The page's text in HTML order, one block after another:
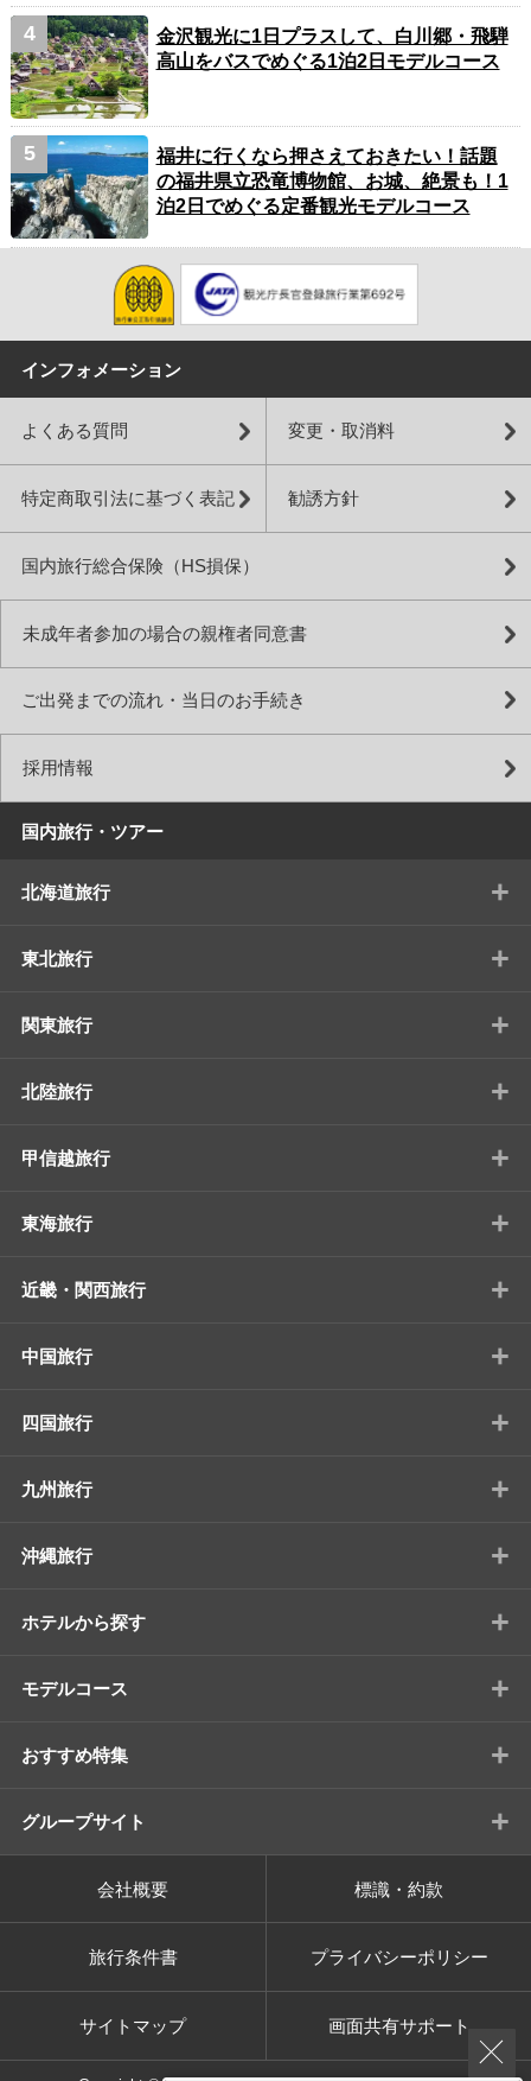
金沢観光に1日プラスして、白川郷・飛騨
高山をバスでめぐる1泊2日モデルコース
福井に行くなら押さえておきたい！話題
の福井県立恐竜博物館、お城、絶景も！1
泊2日でめぐる定番観光モデルコース
インフォメーション
よくある質問 変更・取消料
特定商取引法に基づく表記 勧誘方針
国内旅行総合保険（HS損保）
未成年者参加の場合の親権者同意書
ご出発までの流れ・当日のお手続き
採用情報
国内旅行・ツアー
北海道旅行 +
東北旅行 +
関東旅行 +
北陸旅行 +
甲信越旅行 +
東海旅行 +
近畿・関西旅行 +
中国旅行 +
四国旅行 +
九州旅行 +
沖縄旅行 +
ホテルから探す +
モデルコース +
おすすめ特集 +
グループサイト +
会社概要 標識・約款
旅行条件書 プライバシーポリシー
サイトマップ 画面共有サポート